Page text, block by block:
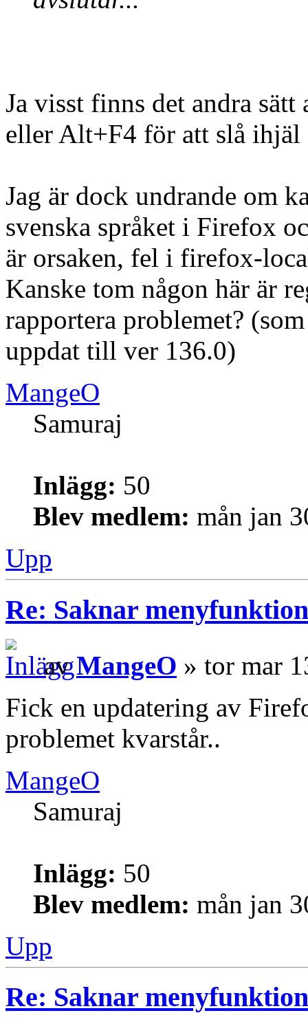
Ja visst finns det andra
eller Alt+F4 för att slå ihjäl
Jag är dock undrande om
svenska språket i Firefox
är orsaken, fel i firefox-
Kanske tom någon här är
rapportera problemet?
uppdat till ver 136.0)
MangeO
Samuraj
Inlägg: 50
Blev medlem: mån jan
Upp
Re: Saknar
avMangeO » tor mar
Fick en updatering av
problemet kvarstår..
MangeO
Samuraj
Inlägg: 50
Blev medlem: mån jan
Upp
Re: Saknar